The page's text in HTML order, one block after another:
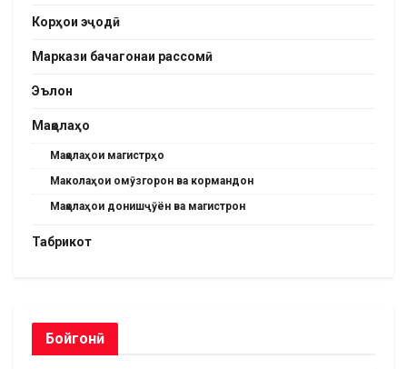
Корҳои эҷодӣ
Маркази бачагонаи рассомӣ
Эълон
Мақолаҳо
Мақолаҳои магистрҳо
Маколаҳои омӯзгорон ва кормандон
Мақолаҳои донишҷӯён ва магистрон
Табрикот
Бойгонӣ